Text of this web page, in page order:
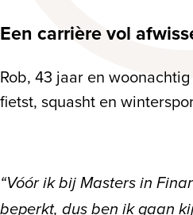
Een carrière vol
Rob, 43 jaar en
fietst, squasht en
“Vóór ik bij Masters in
beperkt, dus ben ik gaan